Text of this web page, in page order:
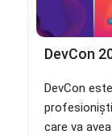
DevCon
DevCon
care va